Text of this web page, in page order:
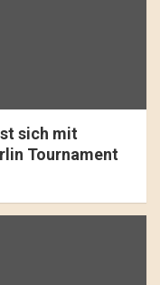
sich mit
Tournament